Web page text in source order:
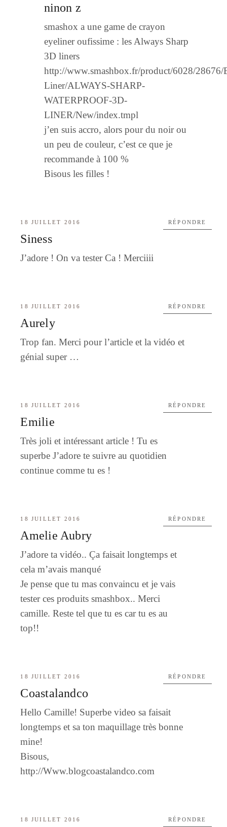
ninon z
smashox a une game de crayon
eyeliner oufissime : les Always Sharp
3D liners
http://www.smashbox.fr/product/6028/28676/
Liner/ALWAYS-SHARP-
WATERPROOF-3D-
LINER/New/index.tmpl
j’en suis accro, alors pour du noir ou
un peu de couleur, c’est ce que je
recommande à 100 %
Bisous les filles !
18 JUILLET 2016
Siness
J’adore ! On va tester Ca ! Merciiii
RÉPONDRE
18 JUILLET 2016
Aurely
Trop fan. Merci pour l’article et la vidéo et
génial super …
RÉPONDRE
18 JUILLET 2016
Emilie
Très joli et intéressant article ! Tu es
superbe J’adore te suivre au quotidien
continue comme tu es !
RÉPONDRE
18 JUILLET 2016
Amelie Aubry
J’adore ta vidéo.. Ça faisait longtemps et
cela m’avais manqué
Je pense que tu mas convaincu et je vais
tester ces produits smashbox.. Merci
camille. Reste tel que tu es car tu es au
top!!
RÉPONDRE
18 JUILLET 2016
Coastalandco
Hello Camille! Superbe video sa faisait
longtemps et sa ton maquillage très bonne
mine!
Bisous,
http://Www.blogcoastalandco.com
RÉPONDRE
18 JUILLET 2016 RÉPONDRE